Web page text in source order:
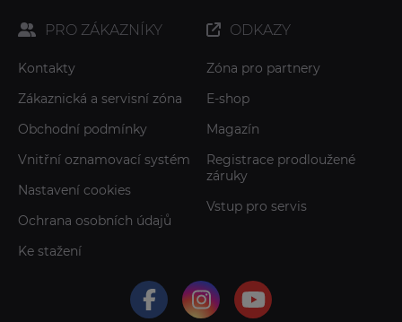
PRO ZÁKAZNÍKY
Kontakty
Zákaznická a servisní zóna
Obchodní podmínky
Vnitřní oznamovací systém
Nastavení cookies
Ochrana osobních údajů
Ke stažení
ODKAZY
Zóna pro partnery
E-shop
Magazín
Registrace prodloužené
záruky
Vstup pro servis